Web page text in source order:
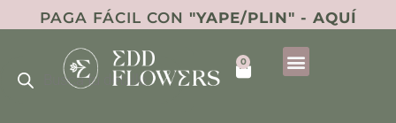
al
contenido
PAGA FÁCIL CON "YAPE/PLIN" - AQUÍ
0
Cart